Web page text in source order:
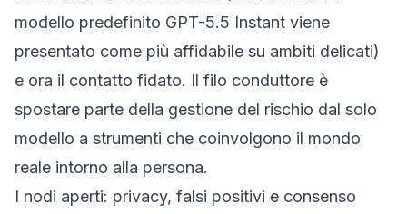
modello predefinito GPT-5.5 Instant viene
presentato come più affidabile su ambiti delicati)
e ora il contatto fidato. Il filo conduttore è
spostare parte della gestione del rischio dal solo
modello a strumenti che coinvolgono il mondo
reale intorno alla persona.
I nodi aperti: privacy, falsi positivi e consenso